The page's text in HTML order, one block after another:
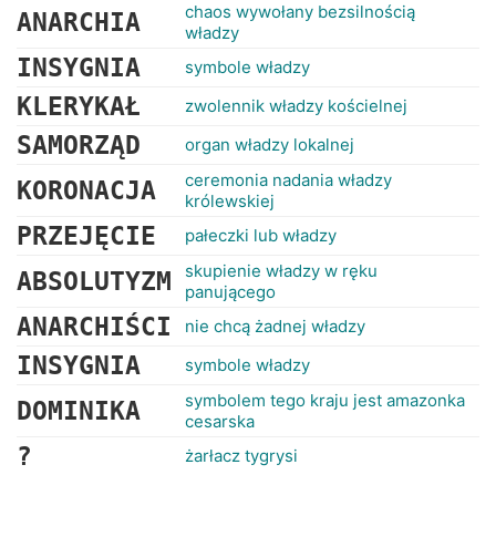
ANARCHIA
chaos wywołany bezsilnością
władzy
INSYGNIA symbole władzy
KLERYKAŁ zwolennik władzy kościelnej
SAMORZĄD organ władzy lokalnej
KORONACJA
ceremonia nadania władzy
królewskiej
PRZEJĘCIE pałeczki lub władzy
ABSOLUTYZM
skupienie władzy w ręku
panującego
ANARCHIŚCI nie chcą żadnej władzy
INSYGNIA symbole władzy
DOMINIKA
symbolem tego kraju jest amazonka
cesarska
? żarłacz tygrysi